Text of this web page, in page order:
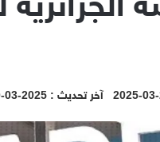
2025- آخر تحديث : 2025-03-20